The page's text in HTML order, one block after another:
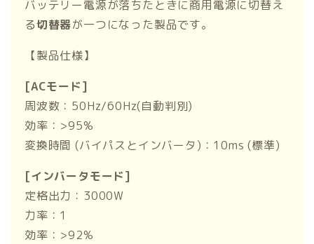
バッテリー電源が落ちたときに商用電源に切替え
る切替器が一つになった製品です。
【製品仕様】
[ACモード]
周波数：50Hz/60Hz(自動判別)
効率：>95%
変換時間 (バイパスとインバータ)：10ms (標準)
[インバータモード]
定格出力：3000W
力率：1
効率：>92%